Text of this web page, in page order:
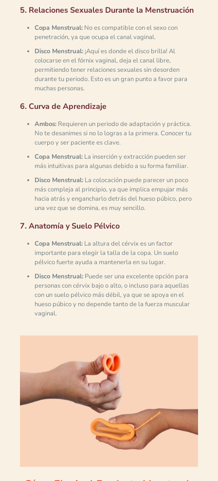
5. Relaciones Sexuales Durante la Menstruación
Copa Menstrual:No es compatible con el sexo con
penetración, ya que ocupa el canal vaginal.
Disco Menstrual:¡Aquí es donde el disco brilla! Al
colocarse en el fórnix vaginal, deja el canal libre,
permitiendo tener relaciones sexuales sin desorden
durante tu periodo. Esto es un gran punto a favor para
muchas personas.
6. Curva de Aprendizaje
Ambos:Requieren un periodo de adaptación y práctica.
No te desanimes si no lo logras a la primera. Conocer tu
cuerpo y ser paciente es clave.
Copa Menstrual:La inserción y extracción pueden ser
más intuitivas para algunas debido a su forma familiar.
Disco Menstrual:La colocación puede parecer un poco
más compleja al principio, ya que implica empujar más
hacia atrás y engancharlo detrás del hueso púbico, pero
una vez que se domina, es muy sencillo.
7. Anatomía y Suelo Pélvico
Copa Menstrual:La altura del cérvix es un factor
importante para elegir la talla de la copa. Un suelo
pélvico fuerte ayuda a mantenerla en su lugar.
Disco Menstrual:Puede ser una excelente opción para
personas con cérvix bajo o alto, o incluso para aquellas
con un suelo pélvico más débil, ya que se apoya en el
hueso púbico y no depende tanto de la fuerza muscular
vaginal.